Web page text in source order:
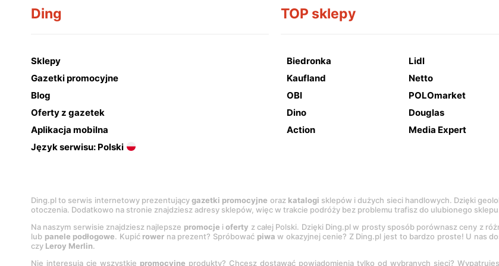
Ding
Sklepy
Gazetki promocyjne
Blog
Oferty z gazetek
Aplikacja mobilna
Język serwisu: Polski
TOP sklepy
Biedronka Lidl
Kaufland
Netto
OBI
POLOmarket
Dino
Douglas
Action
Media Expert
Ding.pl to serwis internetowy prezentującygazetki promocyjne oraz katalogi sklepów i dużych sieci handlowych. Dzięki
otoczenia. Dodatkowo na stronie znajdziesz adresy sklepów, więc w trakcie podróży bez problemu trafisz do ulubionego
Na naszym serwisie znajdziesz najlepsze promocje ioferty z całej Polski. Dzięki Ding.pl w prosty sposób porównasz ceny z
lub panele podłogowe. Kupić rower na prezent? Spróbować piwa w okazyjnej cenie? Z Ding.pl jest to bardzo proste! U nas
czy Leroy Merlin.
Nie interesują cię wszystkie promocyjne produkty? Chcesz dostawać powiadomienia tylko od wybranych sieci?